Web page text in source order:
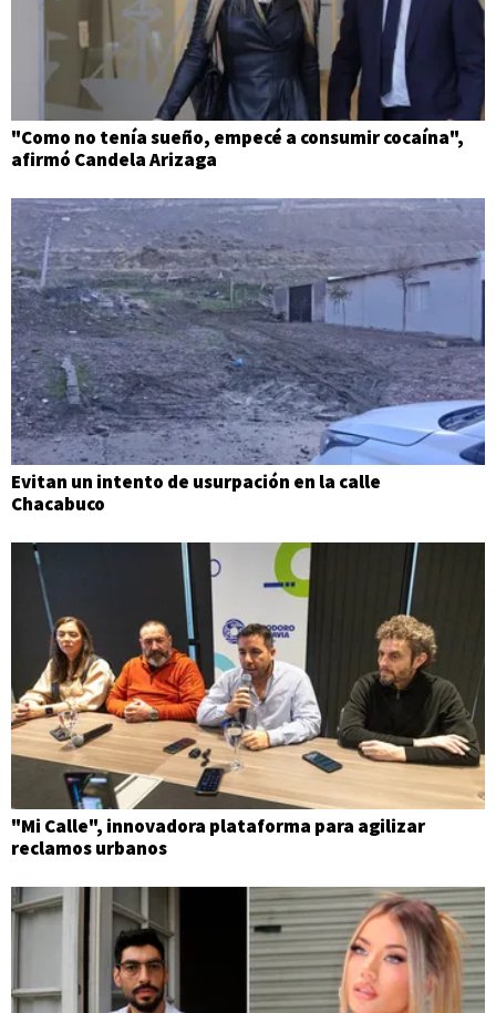
"Como no tenía sueño, empecé a consumir cocaína",
afirmó Candela Arizaga
Evitan un intento de usurpación en la calle
Chacabuco
"Mi Calle", innovadora plataforma para agilizar
reclamos urbanos